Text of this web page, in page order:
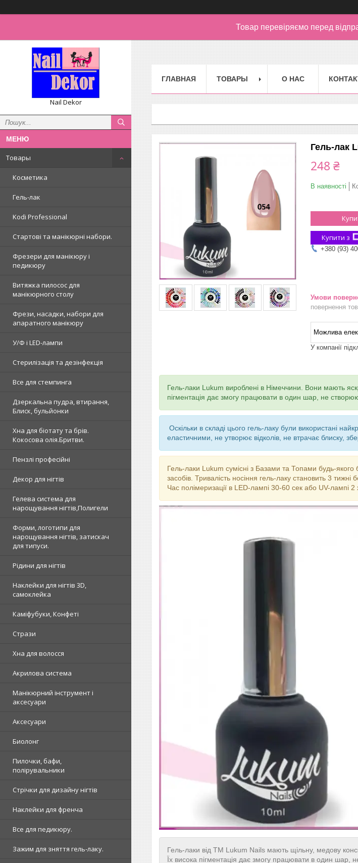
Товар перевіряємо перед
Nail Dekor
Товары
Косметика
Гель-лак
Kodi Professional
Стартові та манікюрні набори.
Фрезери для манікюру і
педикюру
Витяжка пилосос для
манікюрного столу
Фрези, насадки, набори для
апаратного манікюру
У/Ф і LED-лампи
Стерилізація та дезінфекція
Все для стемпинга
Дзеркальна пудра, втирання,
Блиск, бульйонки
Хна для біотату та брів.
Кокосова олія.Бритви.
Пензлі професійні
Декор для нігтів
Гелева система для
нарощування нігтів,Полигели
Форми, логотипи для
нарощування нігтів, затискач
для типуси.
Рідини для нігтів
Наклейки для нігтів 3D,
самоклейка
Каміфубуки, Конфеті
Стрази
Хна для волосся
Акрилова система
Манікюрний інструмент і
аксесуари
Аксесуари
Биолонг
Пилочки, бафи,
полірувальники
Стрічки для дизайну нігтів
Наклейки для френча
Все для педикюру.
Зажим для зняття гель-лаку.
ГЛАВНАЯ ТОВАРЫ О НАС
Гель-лак
248 ₴
В наявності
Купити з
+380 (93)
повернення
У компанії
Гель-лаки Lukum вироблені в Німеччини. Вони мають
пігментація дає змогу працювати в один шар, не
Оскільки в складі цього гель-лаку були використані
еластичними, не утворює відколів, не втрачає блиску,
Гель-лаки Lukum сумісні з Базами та Топами будь-
засобів. Тривалість носіння гель-лаку становить 3 тижні
Час полімеризації в LED-лампі 30-60 сек або UV-лампі 2
Гель-лаки від ТМ Lukum Nails мають щільну, медову
Їх висока пігментація дає змогу працювати в один шар,